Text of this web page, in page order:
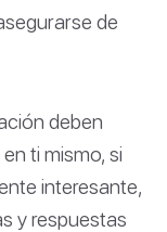
de
deben
ti mismo, si
interesante,
y respuestas